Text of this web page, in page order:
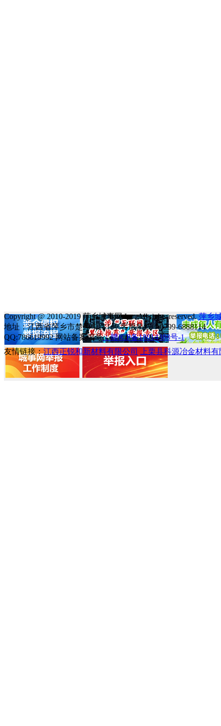
Copyright @ 2010-2019 萍乡城事网 Inc. All rights reserved.萍乡
地址：江西省萍乡市楚萍中路1号 客服热线：0799-6888114
QQ:786619992 网站备案编号：赣ICP备18014388号-1
友情链接： 江西正锐和新材料有限公司 上栗县科源冶金材料